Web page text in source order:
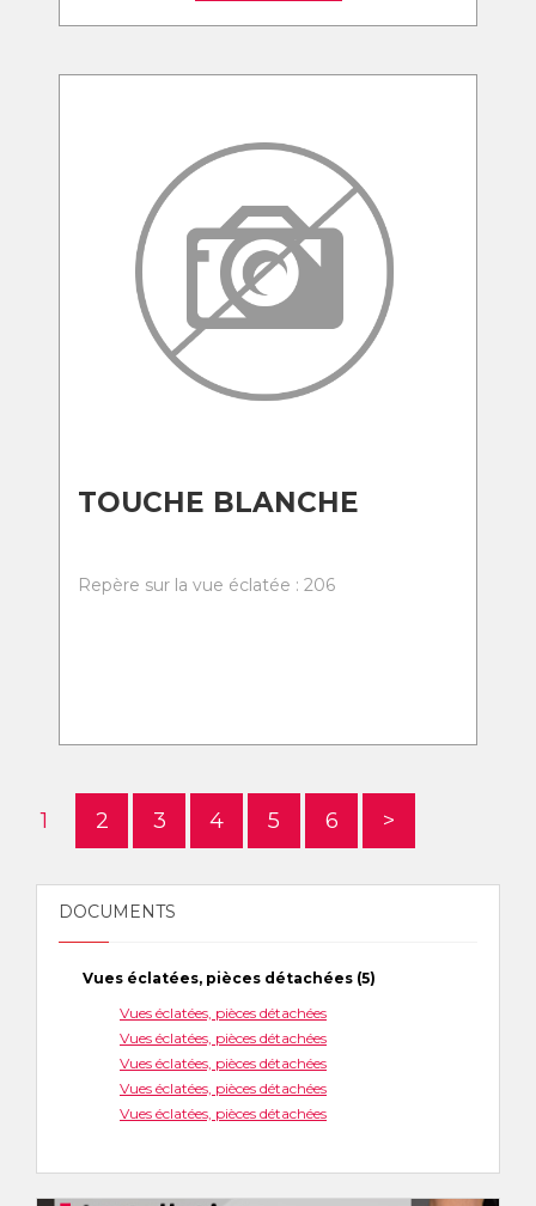
TOUCHE BLANCHE
Repère sur la vue éclatée : 206
1 2 3 4 5 6 >
DOCUMENTS
Vues éclatées, pièces détachées (5)
Vues éclatées, pièces détachées
Vues éclatées, pièces détachées
Vues éclatées, pièces détachées
Vues éclatées, pièces détachées
Vues éclatées, pièces détachées